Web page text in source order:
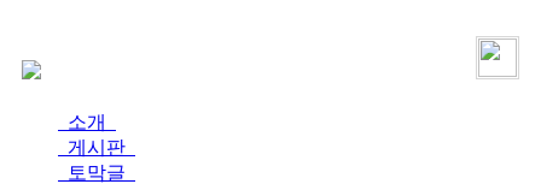
소개
게시판
토막글